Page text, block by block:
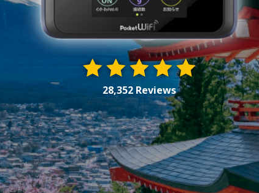
28,352 Reviews